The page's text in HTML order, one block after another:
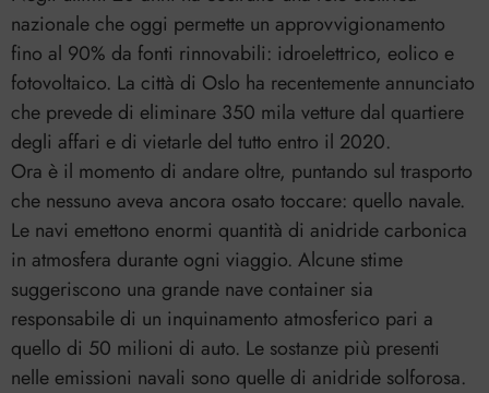
nazionale che oggi permette un approvvigionamento
fino al 90% da fonti rinnovabili: idroelettrico, eolico e
fotovoltaico. La città di Oslo ha recentemente annunciato
che prevede di eliminare 350 mila vetture dal quartiere
degli affari e di vietarle del tutto entro il 2020.
Ora è il momento di andare oltre, puntando sul trasporto
che nessuno aveva ancora osato toccare: quello navale.
Le navi emettono enormi quantità di anidride carbonica
in atmosfera durante ogni viaggio. Alcune stime
suggeriscono una grande nave container sia
responsabile di un inquinamento atmosferico pari a
quello di 50 milioni di auto. Le sostanze più presenti
nelle emissioni navali sono quelle di anidride solforosa.